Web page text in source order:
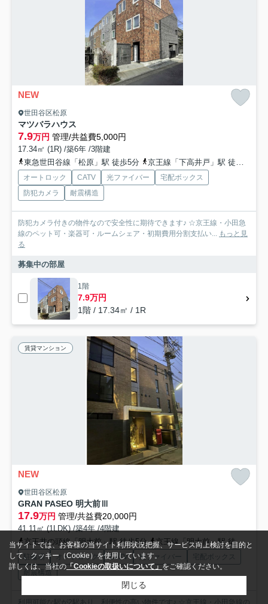
NEW
世田谷区松原
マツバラハウス
7.9万円 管理/共益費5,000円
17.34㎡ (1R) /築6年 /3階建
東急世田谷線「松原」駅 徒歩5分
京王線「下高井戸」駅 徒歩7分
オートロック CATV 光ファイバー
宅配ボックス
防犯カメラ
耐震構造
防犯カメラ付きの物件なので安全性に期待できます♪ ☆京王線・小田急
線のペット可・楽器可・ルームシェア・初期費用分割支払い...
もっと見
る
募集中の部屋
1階
7.9万円
1階 / 17.34㎡ / 1R
賃貸マンション
NEW
世田谷区松原
GRAN PASEO 明大前Ⅲ
17.9万円 管理/共益費20,000円
41.11㎡ (1LDK) /築4年 /4階建
京王井の頭線「明大前」駅 徒歩5分
京王線「明大前」駅 徒歩5分
駐輪場 オートロック CATV 光ファイバー
宅配ボックス
耐震構造
利用可能な駅が2駅あり、利便性の高い物件です♪ ☆京王線・小田急線の
当サイトでは、お客様の当サイト利用状況把握、サービス向上検討を目的と
して、クッキー（Cookie）を使用しています。
詳しくは、当社の「Cookieの取扱いについて」をご確認ください。
閉じる